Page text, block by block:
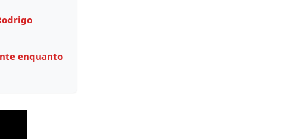
enquanto